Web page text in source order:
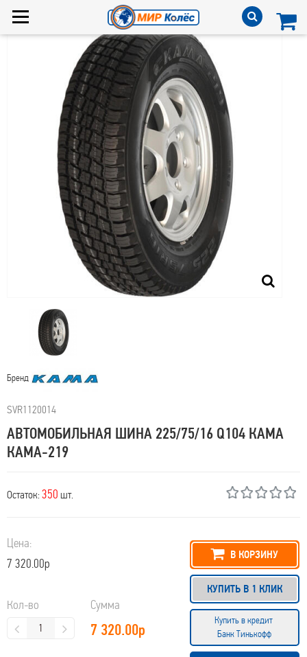
Бренд
SVR1120014
АВТОМОБИЛЬНАЯ ШИНА 225/75/16 Q104 КАМА
КАМА-219
Остаток: 350 шт.
Цена:
7 320.00р
Кол-во Сумма
7 320.00р
В КОРЗИНУ
КУПИТЬ В 1 КЛИК
Купить в кредит
Банк Тинькофф